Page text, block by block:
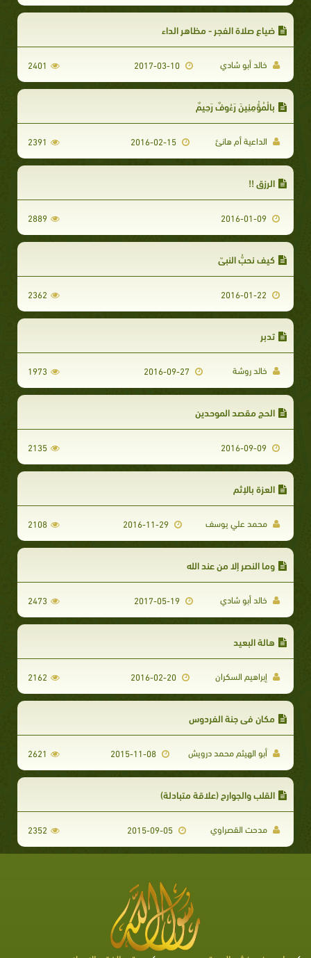
ضياع صلاة الفجر - مظاهر الداء
خالد أبو شادي 2401
بِالْمُؤْمِنِينَ رَءُوفٌ رَحِيمٌ
الداعية أم هانئ 2016-02-15
2391
الرزق !!
2889
كيف نحبُّ النبيّ
2362
تدبر
خالد روشة 1973
الحج مقصد الموحدين
2135
العزة بالإثم
محمد علي يوسف 2108
وما النصر إلا من عند الله
خالد أبو شادي 2473
هالة البعيد
إبراهيم السكران 2016-02-20
2162
مكان في جنة الفردوس
أبو الهيثم محمد درويش 2015-11-08
2621
القلب والجوارح (علاقة متبادلة)
مدحت القصراوي 2015-09-05
2352